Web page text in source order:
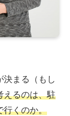
決まる（もし
えるのは、駐
行くのか。